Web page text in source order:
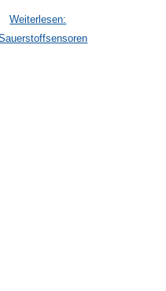
Weiterlesen: